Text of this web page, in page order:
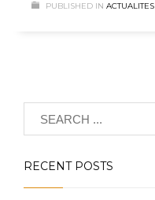
PUBLISHED IN ACTUALITES
RECENT POSTS